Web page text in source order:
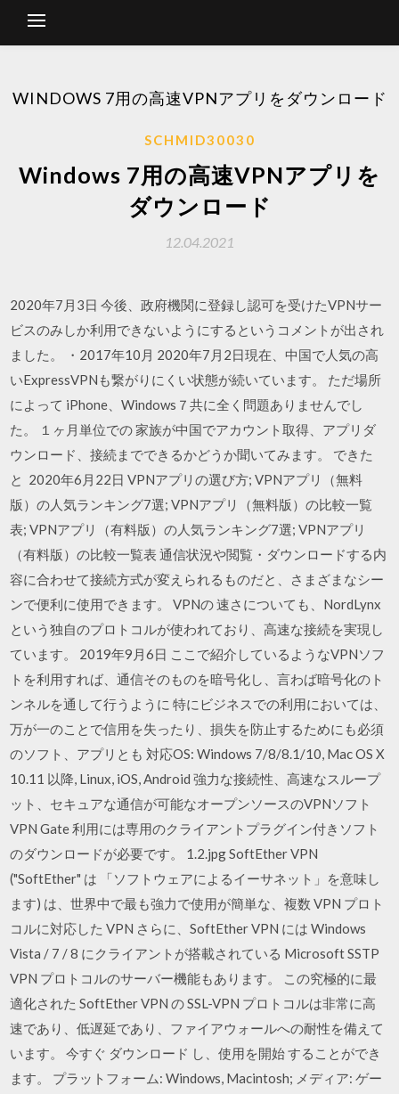
WINDOWS 7用の高速VPNアプリをダウンロード
SCHMID30030
Windows 7用の高速VPNアプリを
ダウンロード
12.04.2021
2020年7月3日 今後、政府機関に登録し認可を受けたVPNサー
ビスのみしか利用できないようにするというコメントが出され
ました。 ・2017年10月 2020年7月2日現在、中国で人気の高
いExpressVPNも繋がりにくい状態が続いています。 ただ場所
によって iPhone、Windows７共に全く問題ありませんでし
た。 １ヶ月単位での 家族が中国でアカウント取得、アプリダ
ウンロード、接続までできるかどうか聞いてみます。 できた
と 2020年6月22日 VPNアプリの選び方; VPNアプリ（無料
版）の人気ランキング7選; VPNアプリ（無料版）の比較一覧
表; VPNアプリ（有料版）の人気ランキング7選; VPNアプリ
（有料版）の比較一覧表 通信状況や閲覧・ダウンロードする内
容に合わせて接続方式が変えられるものだと、さまざまなシー
ンで便利に使用できます。 VPNの 速さについても、NordLynx
という独自のプロトコルが使われており、高速な接続を実現し
ています。 2019年9月6日 ここで紹介しているようなVPNソフ
トを利用すれば、通信そのものを暗号化し、言わば暗号化のト
ンネルを通して行うように 特にビジネスでの利用においては、
万が一のことで信用を失ったり、損失を防止するためにも必須
のソフト、アプリとも 対応OS: Windows 7/8/8.1/10, Mac OS X
10.11 以降, Linux, iOS, Android 強力な接続性、高速なスループ
ット、セキュアな通信が可能なオープンソースのVPNソフト
VPN Gate 利用には専用のクライアントプラグイン付きソフト
のダウンロードが必要です。 1.2.jpg SoftEther VPN
("SoftEther" は 「ソフトウェアによるイーサネット」を意味し
ます) は、世界中で最も強力で使用が簡単な、複数 VPN プロト
コルに対応した VPN さらに、SoftEther VPN には Windows
Vista / 7 / 8 にクライアントが搭載されている Microsoft SSTP
VPN プロトコルのサーバー機能もあります。 この究極的に最
適化された SoftEther VPN の SSL-VPN プロトコルは非常に高
速であり、低遅延であり、ファイアウォールへの耐性を備えて
います。 今すぐ ダウンロード し、使用を開始 することができ
ます。 プラットフォーム: Windows, Macintosh; メディア: ゲー